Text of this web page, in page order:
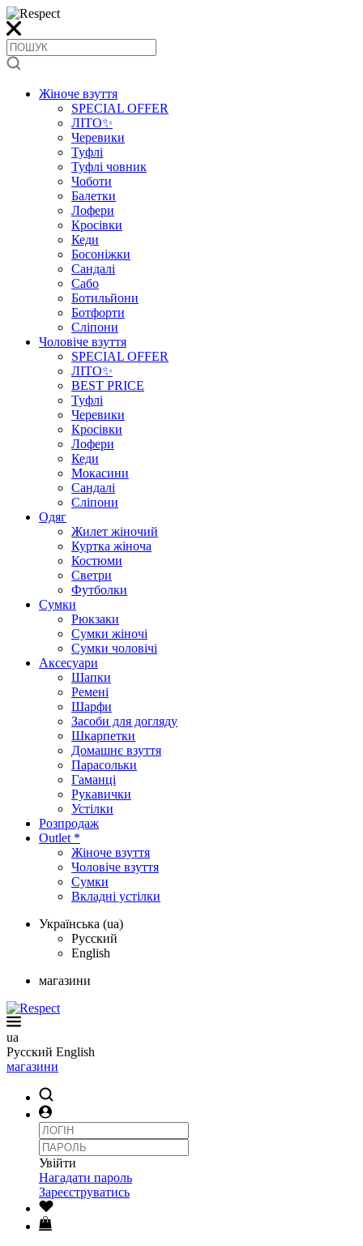
Жіноче взуття
SPECIAL OFFER
ЛІТО✨
Черевики
Туфлі
Туфлі човник
Чоботи
Балетки
Лофери
Кросівки
Кеди
Босоніжки
Сандалі
Сабо
Ботильйони
Ботфорти
Сліпони
Чоловіче взуття
SPECIAL OFFER
ЛІТО✨
BEST PRICE
Туфлі
Черевики
Кросівки
Лофери
Кеди
Мокасини
Сандалі
Сліпони
Одяг
Жилет жіночий
Куртка жіноча
Костюми
Светри
Футболки
Сумки
Рюкзаки
Сумки жіночі
Сумки чоловічі
Аксеcуари
Шапки
Ремені
Шарфи
Засоби для догляду
Шкарпетки
Домашнє взуття
Парасольки
Гаманці
Рукавички
Устілки
Розпродаж
Outlet *
Жіноче взуття
Чоловіче взуття
Сумки
Вкладні устілки
Українська (ua)
Русский
English
магазини
ua
Русский English
магазини
Увійти
Нагадати пароль
Зареєструватись